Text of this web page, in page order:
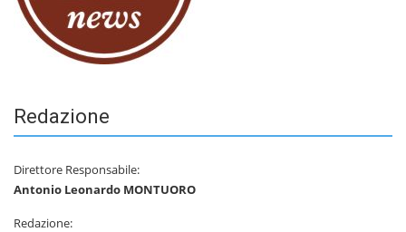
Redazione
Direttore Responsabile:
Antonio Leonardo MONTUORO
Redazione: